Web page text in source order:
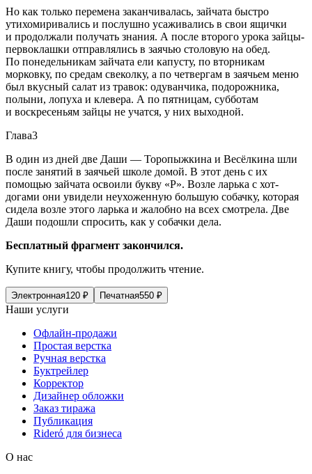
Но как только перемена заканчивалась, зайчата быстро
утихомиривались и послушно усаживались в свои ящички
и продолжали получать знания. А после второго урока зайцы-
первоклашки отправлялись в заячью столовую на обед.
По понедельникам зайчата ели капусту, по вторникам
морковку, по средам свеколку, а по четвергам в заячьем меню
был вкусный салат из травок: одуванчика, подорожника,
полыни, лопуха и клевера. А по пятницам, субботам
и воскресеньям зайцы не учатся, у них выходной.
Глава3
В один из дней две Даши — Торопыжкина и Весёлкина шли
после занятий в заячьей школе домой. В этот день с их
помощью зайчата освоили букву «Р». Возле ларька с хот-
догами они увидели неухоженную большую собачку, которая
сидела возле этого ларька и жалобно на всех смотрела. Две
Даши подошли спросить, как у собачки дела.
Бесплатный фрагмент закончился.
Купите книгу, чтобы продолжить чтение.
Электронная120 ₽ Печатная550 ₽
Наши услуги
Офлайн-продажи
Простая верстка
Ручная верстка
Буктрейлер
Корректор
Дизайнер обложки
Заказ тиража
Публикация
Rideró для бизнеса
О нас